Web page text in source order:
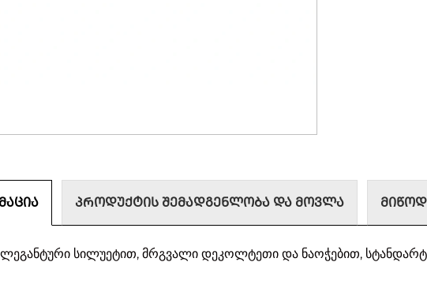
ᲞᲠᲝᲓᲣᲥᲢᲘᲡ ᲨᲔᲛᲐᲓᲒᲔᲜᲚᲝᲑᲐ ᲓᲐ ᲛᲝᲕᲚᲐ
სილუეტით, მრგვალი დეკოლტეთი და ნაოჭებით,